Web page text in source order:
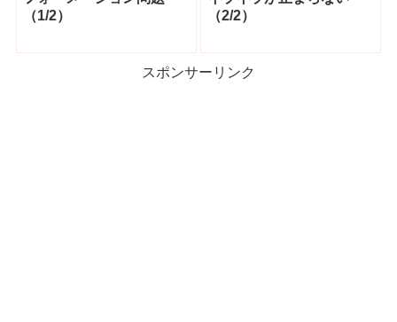
（1/2）
（2/2）
スポンサーリンク